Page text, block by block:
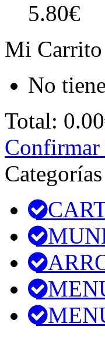
5.80€
Mi Carrito
No
Total:
Confirmar
Categorías